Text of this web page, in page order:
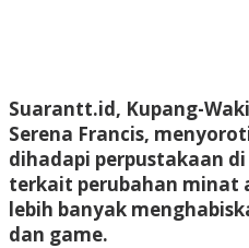
Suarantt.id, Kupang-
Serena Francis,
dihadapi perpustakaan
terkait perubahan minat
lebih banyak
dan game.